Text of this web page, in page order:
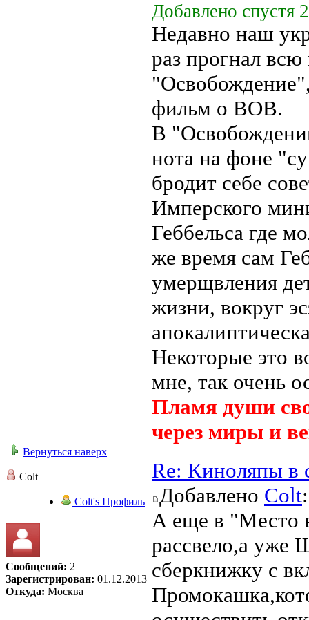
Добавлено спустя
Недавно наш
раз прогнал
фильм о ВОВ.
В
нота на фоне
бродит себе
Имперского
Геббельса где
же время сам
умерщвления
жизни, вокруг
Некоторые это
мне, так очень
Пламя души
через миры и
Вернуться наверх
Colt
Colt's Профиль
Сообщений: 2
Зарегистрирован: 01.12.2013
Откуда: Москва
Re: Киноляпы в
Добавлено Colt
А еще в "Место
рассвело,а уже
сберкнижку с